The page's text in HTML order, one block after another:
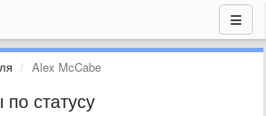
Alex McCabe
статусу